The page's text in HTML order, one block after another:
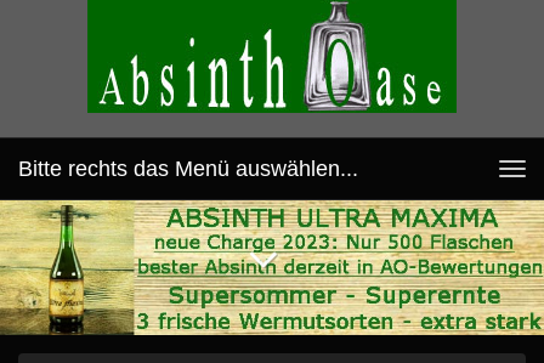
Bitte rechts das Menü auswählen...